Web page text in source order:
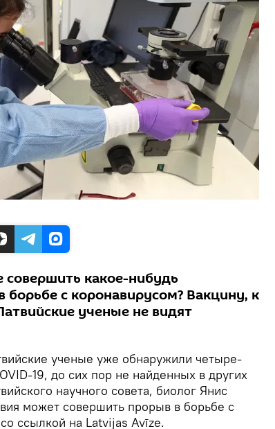
какое-нибудь
борьбе с коронавирусом? Вакцину, к
ученые не видят
ученые уже обнаружили четыре-
19, до сих пор не найденных в других
научного совета, биолог Янис
может совершить прорыв в борьбе с
со ссылкой на Latvijas Avīze.